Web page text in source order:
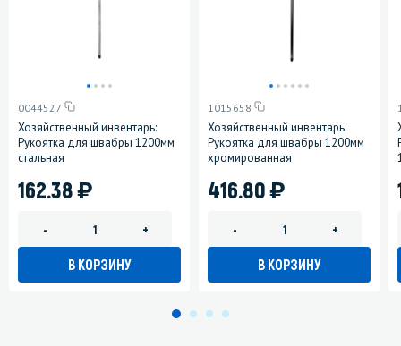
0044527
Хозяйственный инвентарь:
Рукоятка для швабры 1200мм
стальная
162.38)
- +
В КОРЗИНУ
1015658
Хозяйственный инвентарь:
Рукоятка для швабры 1200мм
хромированная
416.80)
- +
В КОРЗИНУ